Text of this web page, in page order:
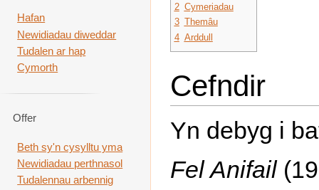
2 Cymeriadau
3 Themâu
4 Arddull
Cefndir
Yn debyg i
Fel Anifail
Hafan
Newidiadau diweddar
Tudalen ar hap
Cymorth
Offer
Beth sy'n cysylltu yma
Newidiadau perthnasol
Tudalennau arbennig